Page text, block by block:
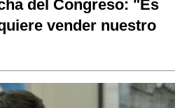
del Congreso: "Es
vender nuestro